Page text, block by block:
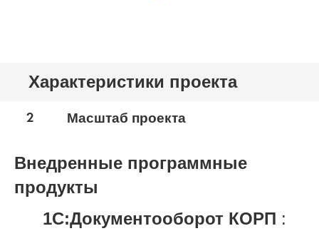
Характеристики проекта
2 Масштаб проекта
Внедренные программные
продукты
1С:Документооборот КОРП :